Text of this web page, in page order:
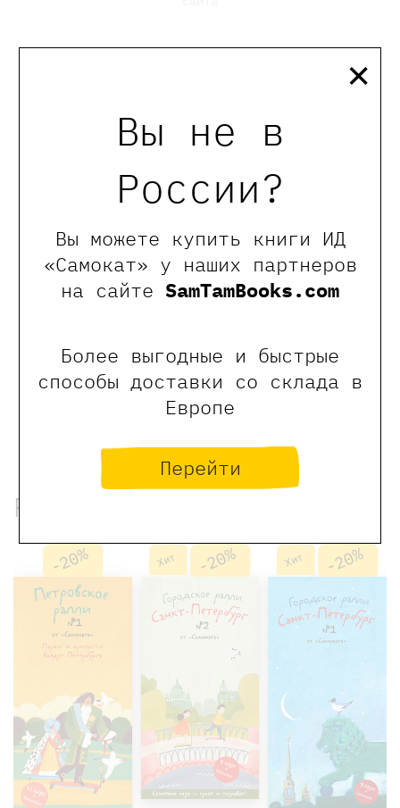
Вы не в
России?
Вы можете купить книги ИД
«Самокат» у наших партнеров
на сайте SamTamBooks.com
Более выгодные и быстрые
способы доставки со склада в
Европе
Перейти
×
Кораблёва Юханна
Выпускница Литературного института
им. А. И. Горького, переводчик,
литературовед. Пишет критические
креативному письму и курирует
инклюзивные творческие проекты. Носит
красную шапку и фамилию бабушки.
Рекомендованные книги
-20% Хит -20% Хит -20%